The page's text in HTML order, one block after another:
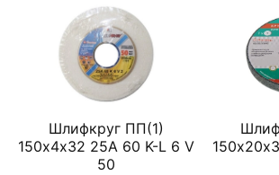
Шлифкруг ПП(1)
150х4х32 25A 60 K-L 6 V
50